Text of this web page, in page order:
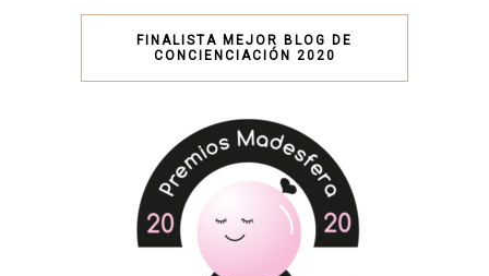
FINALISTA MEJOR BLOG DE
CONCIENCIACIÓN 2020